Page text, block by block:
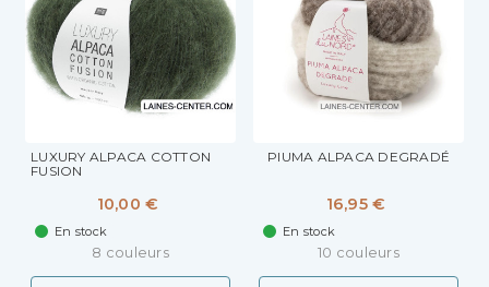
LUXURY ALPACA COTTON
FUSION
10,00 €
En stock
8 couleurs
PIUMA ALPACA DEGRADÉ
16,95 €
En stock
10 couleurs